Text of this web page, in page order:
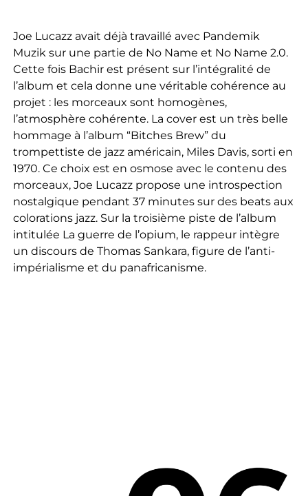
Joe Lucazz avait déjà travaillé avec Pandemik
Muzik sur une partie de No Name et No Name 2.0.
Cette fois Bachir est présent sur l’intégralité de
l’album et cela donne une véritable cohérence au
projet : les morceaux sont homogènes,
l’atmosphère cohérente. La cover est un très belle
hommage à l’album “Bitches Brew” du
trompettiste de jazz américain, Miles Davis, sorti en
1970. Ce choix est en osmose avec le contenu des
morceaux, Joe Lucazz propose une introspection
nostalgique pendant 37 minutes sur des beats aux
colorations jazz. Sur la troisième piste de l’album
intitulée La guerre de l’opium, le rappeur intègre
un discours de Thomas Sankara, figure de l’anti-
impérialisme et du panafricanisme.